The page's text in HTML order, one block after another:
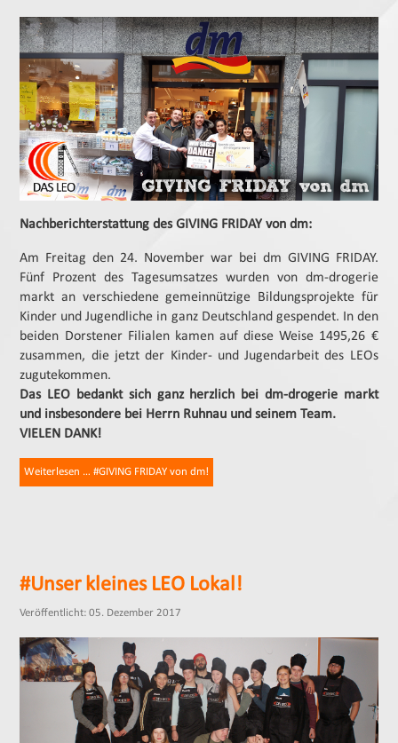
Nachberichterstattung des GIVING FRIDAY von dm:
Am Freitag den 24. November war bei dm GIVING FRIDAY.
Fünf Prozent des Tagesumsatzes wurden von dm-drogerie
markt an verschiedene gemeinnützige Bildungsprojekte für
Kinder und Jugendliche in ganz Deutschland gespendet. In den
beiden Dorstener Filialen kamen auf diese Weise 1495,26 €
zusammen, die jetzt der Kinder- und Jugendarbeit des LEOs
zugutekommen.
Das LEO bedankt sich ganz herzlich bei dm-drogerie markt
und insbesondere bei Herrn Ruhnau und seinem Team.
VIELEN DANK!
Weiterlesen … #GIVING FRIDAY von dm!
#Unser kleines LEO Lokal!
Veröffentlicht: 05. Dezember 2017